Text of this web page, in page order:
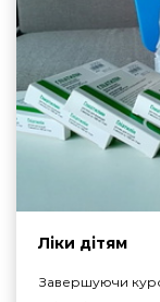
Ліки дітям
Завершуючи курс